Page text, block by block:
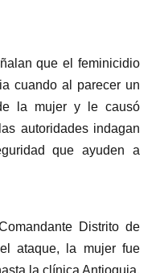
que el feminicidio
cuando al parecer un
la mujer y le causó
autoridades indagan
que ayuden a
Distrito de
ataque, la mujer fue